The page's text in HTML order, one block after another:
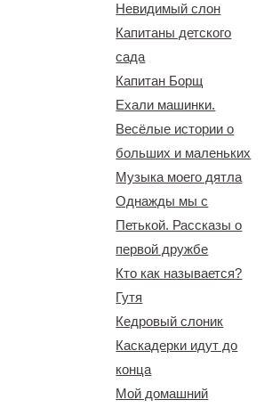
Невидимый слон
Капитаны детского
сада
Капитан Борщ
Ехали машинки.
Весёлые истории о
больших и маленьких
Музыка моего дятла
Однажды мы с
Петькой. Рассказы о
первой дружбе
Кто как называется?
Гутя
Кедровый слоник
Каскадерки идут до
конца
Мой домашний